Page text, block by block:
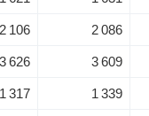
2 106 2 086
3 626 3 609
1 317 1 339